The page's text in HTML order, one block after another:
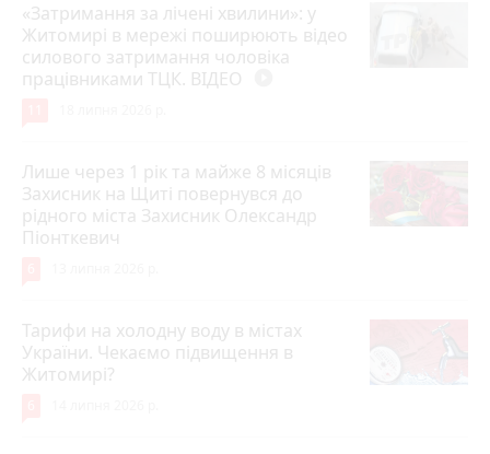
«Затримання за лічені хвилини»: у
Житомирі в мережі поширюють відео
силового затримання чоловіка
працівниками ТЦК. ВІДЕО
Лише через 1 рік та майже 8 місяців
Захисник на Щиті повернувся до
рідного міста Захисник Олександр
Піонткевич
Тарифи на холодну воду в містах
України. Чекаємо підвищення в
Житомирі?